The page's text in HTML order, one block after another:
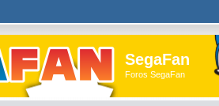
SegaFan
Foros SegaFan